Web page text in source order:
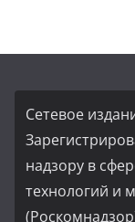
Сетевое
надзору в
технологий и